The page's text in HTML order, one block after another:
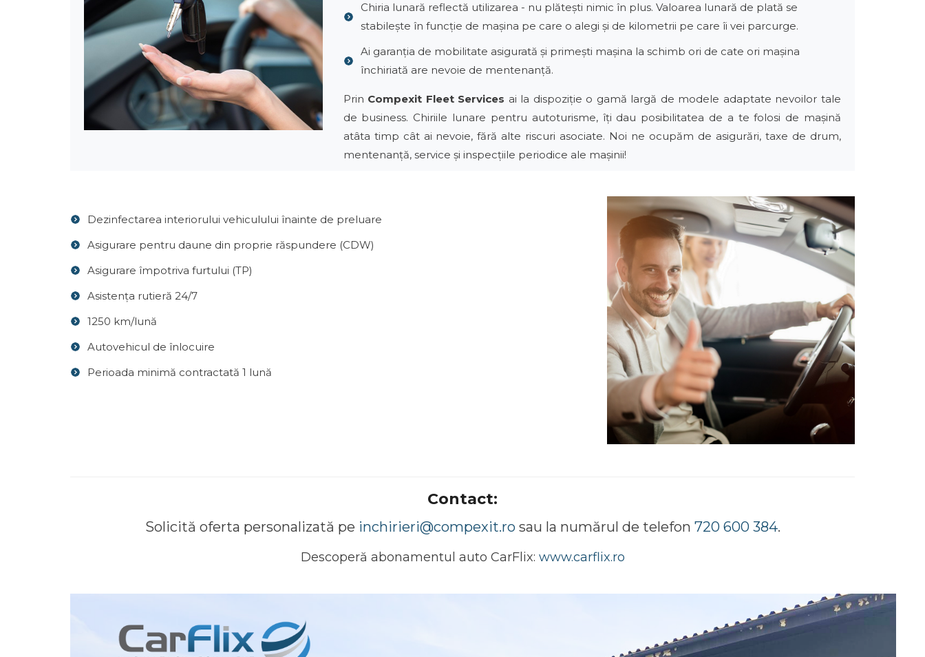
Chiria lunară reflectă utilizarea - nu plătești nimic în plus. Valoarea lunară de plată se
stabilește în funcție de mașina pe care o alegi și de kilometrii pe care îi vei parcurge.
Ai garanția de mobilitate asigurată și primești mașina la schimb ori de cate ori mașina
închiriată are nevoie de mentenanță.
Prin Compexit Fleet Services ai la dispoziție o gamă largă de modele adaptate nevoilor tale
de business. Chiriile lunare pentru autoturisme, îți dau posibilitatea de a te folosi de mașină
atâta timp cât ai nevoie, fără alte riscuri asociate. Noi ne ocupăm de asigurări, taxe de drum,
mentenanță, service și inspecțiile periodice ale mașinii!
Dezinfectarea interiorului vehiculului înainte de preluare
Asigurare pentru daune din proprie răspundere (CDW)
Asigurare împotriva furtului (TP)
Asistența rutieră 24/7
1250 km/lună
Autovehicul de înlocuire
Perioada minimă contractată 1 lună
Contact:
Solicită oferta personalizată pe inchirieri@compexit.ro sau la numărul de telefon 720 600 384.
Descoperă abonamentul auto CarFlix: www.carflix.ro